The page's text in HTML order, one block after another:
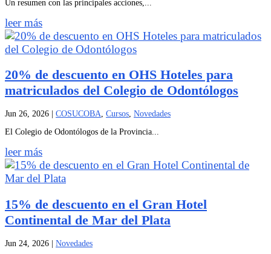
Un resumen con las principales acciones,...
leer más
20% de descuento en OHS Hoteles para
matriculados del Colegio de Odontólogos
Jun 26, 2026 COSUCOBA, Cursos, Novedades
El Colegio de Odontólogos de la Provincia...
leer más
15% de descuento en el Gran Hotel
Continental de Mar del Plata
Jun 24, 2026
Novedades